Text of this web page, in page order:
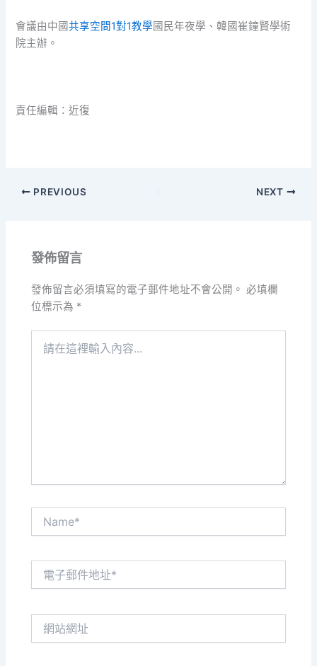
會議由中國共享空間1對1教學國民年夜學、韓國崔鐘賢學術
院主辦。
責任編輯：近復
PREVIOUS NEXT
發佈留言
發佈留言必須填寫的電子郵件地址不會公開。 必填欄
位標示為 *